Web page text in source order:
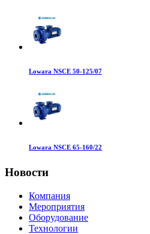
Lowara NSCE 50-125/07
Lowara NSCE 65-160/22
Новости
Компания
Мероприятия
Оборудование
Технологии